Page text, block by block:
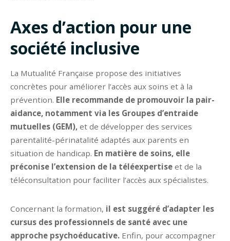
Axes d’action pour une
société inclusive
La Mutualité Française propose des initiatives
concrètes pour améliorer l’accès aux soins et à la
prévention. Elle recommande de promouvoir la pair-
aidance, notamment via les Groupes d’entraide
mutuelles (GEM), et de développer des services
parentalité-périnatalité adaptés aux parents en
situation de handicap. En matière de soins, elle
préconise l’extension de la téléexpertise et de la
téléconsultation pour faciliter l’accès aux spécialistes.
Concernant la formation, il est suggéré d’adapter les
cursus des professionnels de santé avec une
approche psychoéducative. Enfin, pour accompagner